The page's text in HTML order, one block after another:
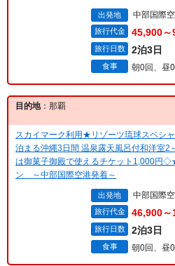
出発地 中部国際
旅行代金 45,900～
旅行日数 2泊3日
食事 朝0回、昼
目的地：那覇
スカイマーク利用★リゾーツ琉球スペシ
泊まる沖縄3日間 温泉露天風呂付和洋
は御菓子御殿で使えるチケット1,000円
ン ～中部国際空港発着～
出発地 中部国際
旅行代金 46,900～
旅行日数 2泊3日
食事 朝0回、昼